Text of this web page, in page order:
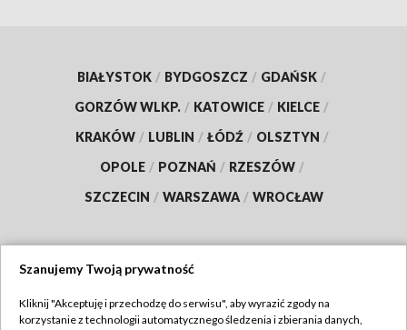
BIAŁYSTOK / BYDGOSZCZ / GDAŃSK /
GORZÓW WLKP. / KATOWICE / KIELCE /
KRAKÓW / LUBLIN / ŁÓDŹ / OLSZTYN /
OPOLE / POZNAŃ / RZESZÓW /
SZCZECIN / WARSZAWA / WROCŁAW
TVP
Szanujemy Twoją prywatność
Kliknij "Akceptuję i przechodzę do serwisu", aby wyrazić zgody na
korzystanie z technologii automatycznego śledzenia i zbierania danych,